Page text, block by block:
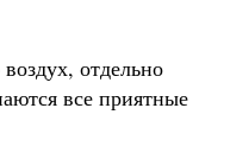
отдельно
все приятные